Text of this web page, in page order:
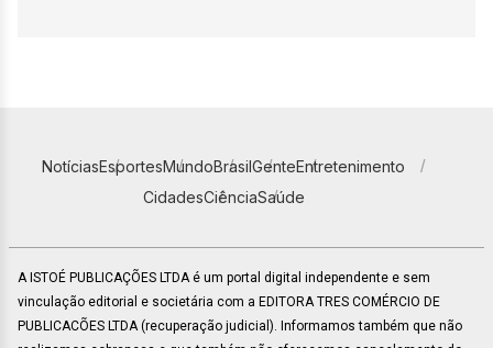
NotíciasEsportesMundoBrasilGenteEntretenimento
CidadesCiênciaSaúde
A ISTOÉ PUBLICAÇÕES LTDA é um portal digital independente e sem
vinculação editorial e societária com a EDITORA TRES COMÉRCIO DE
PUBLICACÕES LTDA (recuperação judicial). Informamos também que não